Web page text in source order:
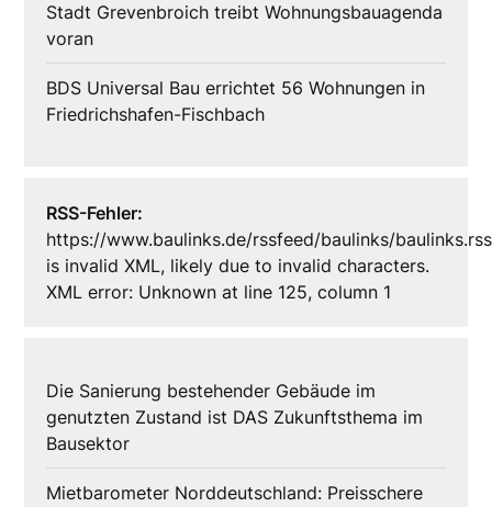
Stadt Grevenbroich treibt Wohnungsbauagenda
voran
BDS Universal Bau errichtet 56 Wohnungen in
Friedrichshafen-Fischbach
RSS-Fehler:
https://www.baulinks.de/rssfeed/baulinks/baulinks.rss
is invalid XML, likely due to invalid characters.
XML error: Unknown at line 125, column 1
Die Sanierung bestehender Gebäude im
genutzten Zustand ist DAS Zukunftsthema im
Bausektor
Mietbarometer Norddeutschland: Preisschere